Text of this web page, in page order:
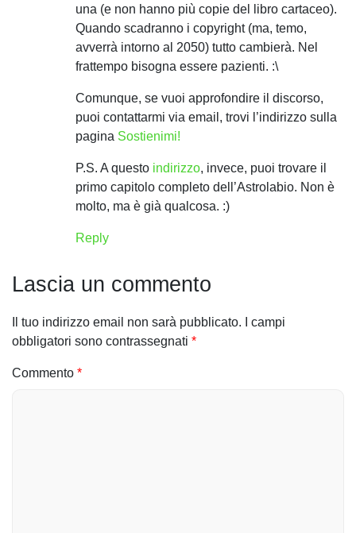
una (e non hanno più copie del libro cartaceo).
Quando scadranno i copyright (ma, temo,
avverrà intorno al 2050) tutto cambierà. Nel
frattempo bisogna essere pazienti. :\
Comunque, se vuoi approfondire il discorso,
puoi contattarmi via email, trovi l’indirizzo sulla
pagina Sostienimi!
P.S. A questo indirizzo, invece, puoi trovare il
primo capitolo completo dell’Astrolabio. Non è
molto, ma è già qualcosa. :)
Reply
Lascia un commento
Il tuo indirizzo email non sarà pubblicato.
I campi
obbligatori sono contrassegnati *
Commento *